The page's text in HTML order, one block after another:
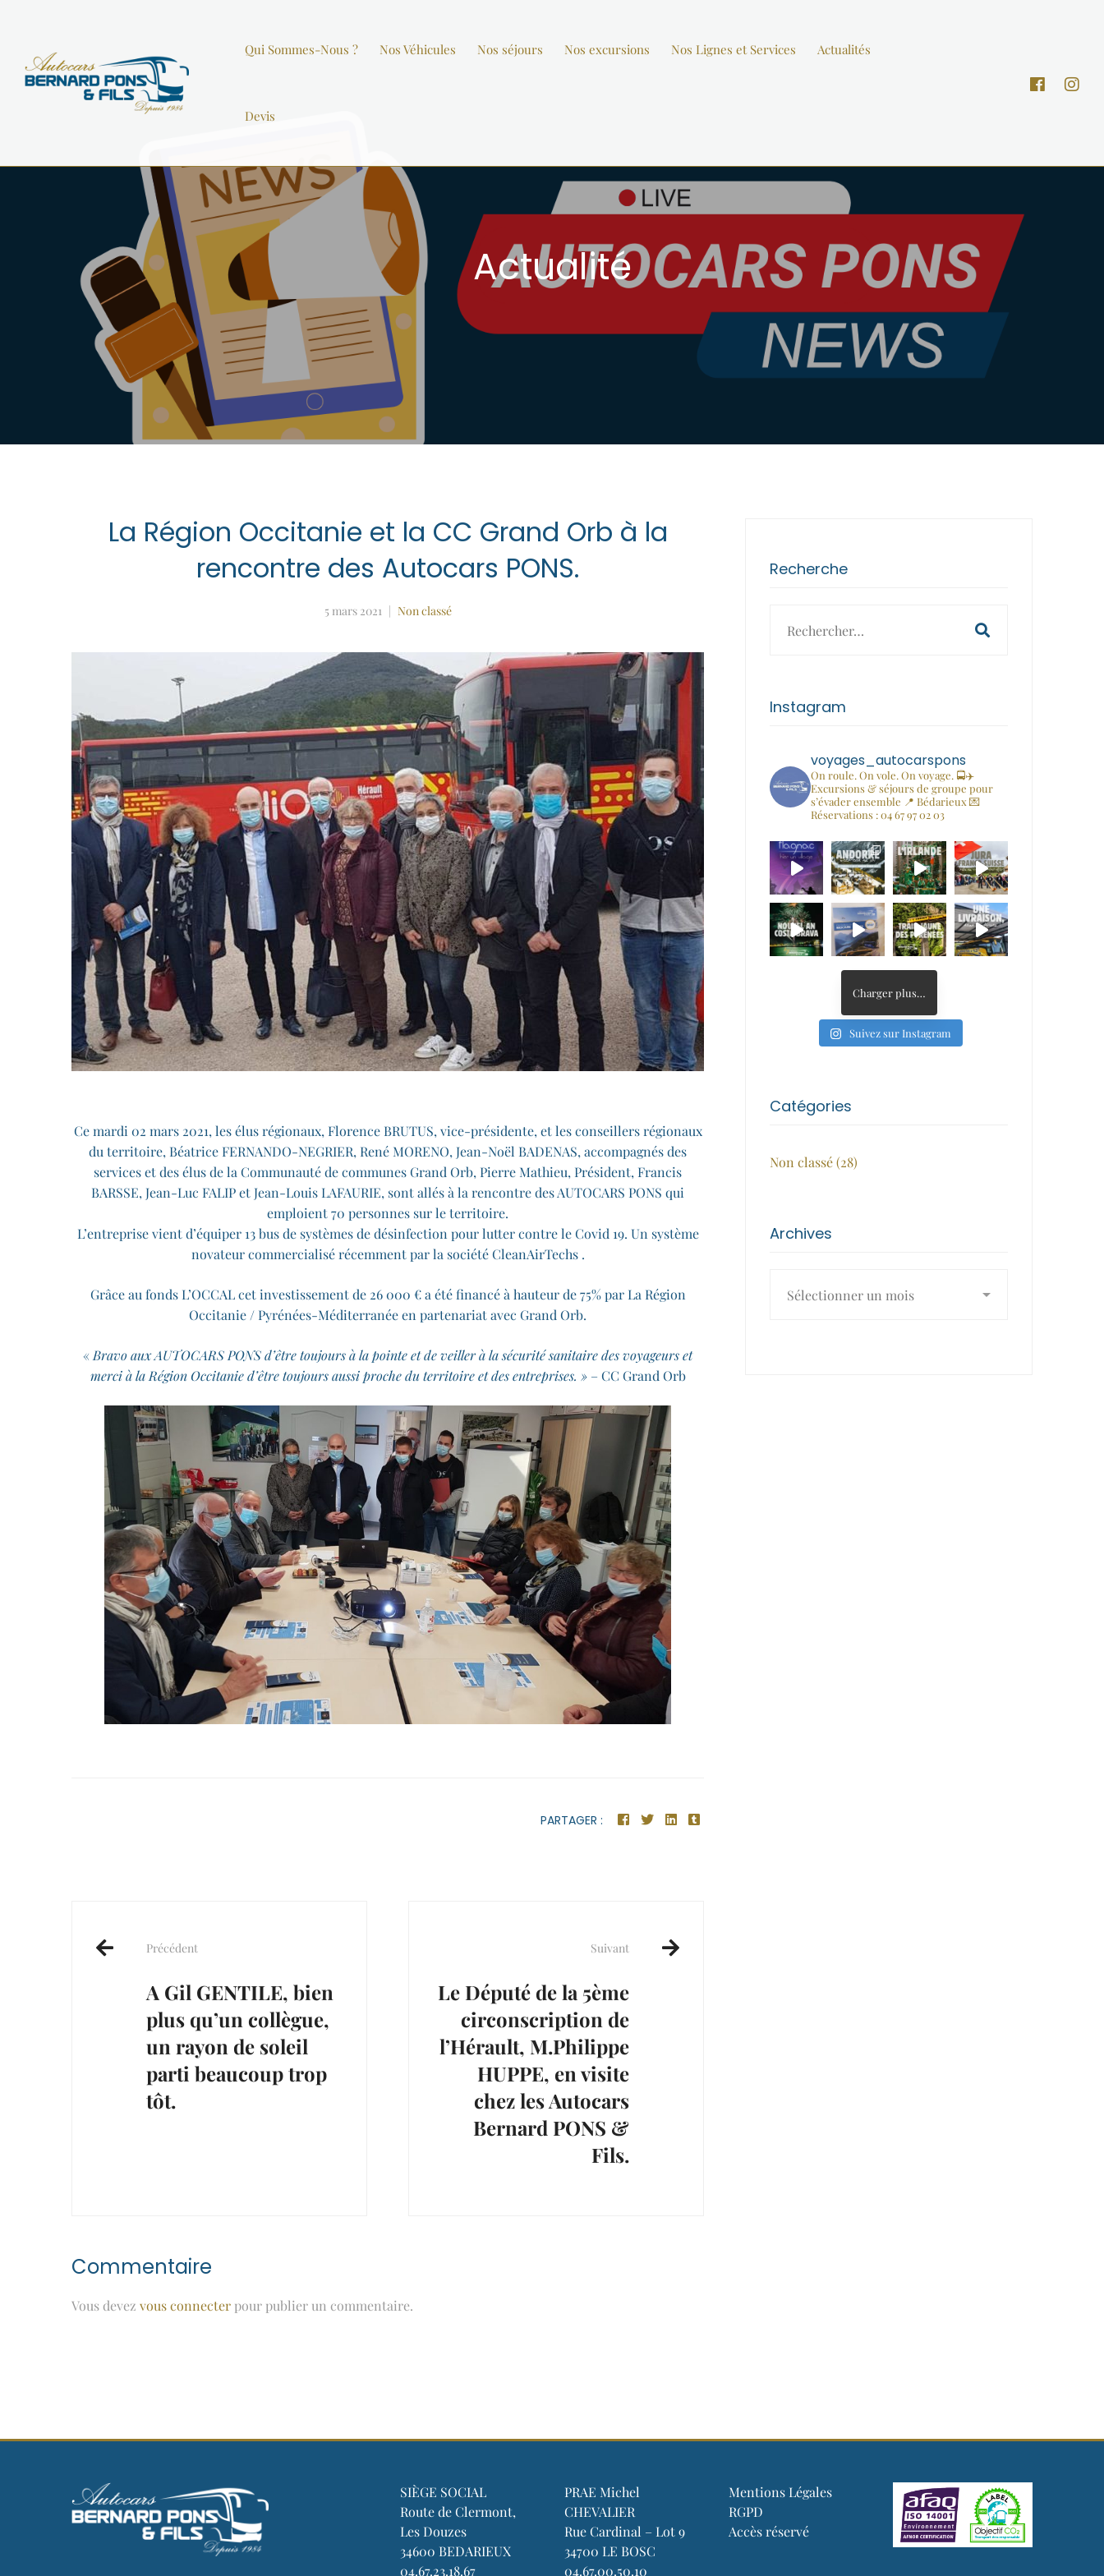
Qui Sommes-Nous ? Nos Véhicules Nos séjours Nos excursions Nos Lignes et Services Actualités
Devis
Actualité
La Région Occitanie et la CC Grand Orb à la
rencontre des Autocars PONS.
5 mars 2021 Non classé
Ce mardi 02 mars 2021, les élus régionaux, Florence BRUTUS, vice-présidente, et les conseillers régionaux
du territoire, Béatrice FERNANDO-NEGRIER, René MORENO, Jean-Noël BADENAS, accompagnés des
services et des élus de la Communauté de communes Grand Orb, Pierre Mathieu, Président, Francis
BARSSE, Jean-Luc FALIP et Jean-Louis LAFAURIE, sont allés à la rencontre des AUTOCARS PONS qui
emploient 70 personnes sur le territoire.
L’entreprise vient d’équiper 13 bus de systèmes de désinfection pour lutter contre le Covid 19. Un système
novateur commercialisé récemment par la société CleanAirTechs .
Grâce au fonds L’OCCAL cet investissement de 26 000 € a été financé à hauteur de 75% par La Région
Occitanie / Pyrénées-Méditerranée en partenariat avec Grand Orb.
« Bravo aux AUTOCARS PONS d’être toujours à la pointe et de veiller à la sécurité sanitaire des voyageurs et
merci à la Région Occitanie d’être toujours aussi proche du territoire et des entreprises. »– CC Grand Orb
PARTAGER :
navigation
Précédent
A Gil GENTILE, bien
plus qu’un collègue,
un rayon de soleil
parti beaucoup trop
tôt.
Suivant
Le Député de la 5ème
circonscription de
l’Hérault, M.Philippe
HUPPE, en visite
chez les Autocars
Bernard PONS &
Fils.
Commentaire
Vous devez vous connecter pour publier un commentaire.
Recherche
for:
Instagram
voyages_autocarspons
On roule. On vole. On voyage. 🚍✈️
Excursions & séjours de groupe pour
s’évader ensemble 📍 Bédarieux 💌
Réservations : 04 67 97 02 03
Charger plus…
Suivez sur Instagram
Catégories
Non classé(28)
Archives
SIÈGE SOCIAL
Route de Clermont,
Les Douzes
34600 BEDARIEUX
04.67.23.18.67
PRAE Michel
CHEVALIER
Rue Cardinal – Lot 9
34700 LE BOSC
04.67.00.50.10
Mentions Légales
RGPD
Accès réservé